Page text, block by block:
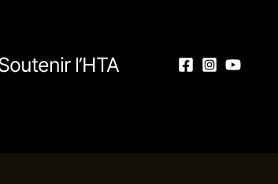
l’HTA